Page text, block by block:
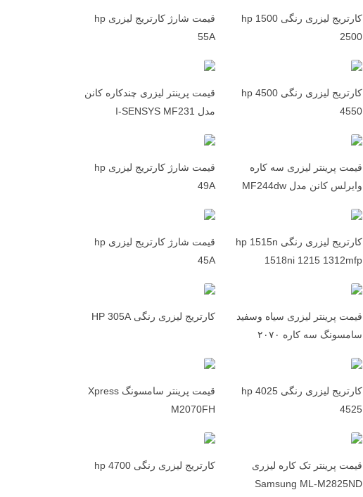
قیمت شارژ کارتریج لیزری hp
55A
کارتریج لیزری رنگی hp 1500
2500
قیمت پرینتر لیزری چندکاره کانن
مدل I-SENSYS MF231
کارتریج لیزری رنگی hp 4500
4550
قیمت شارژ کارتریج لیزری hp
49A
قیمت پرینتر لیزری سه کاره
وایرلس کانن مدل MF244dw
قیمت شارژ کارتریج لیزری hp
45A
کارتریج لیزری رنگی hp 1515n
1518ni 1215 1312mfp
کارتریج لیزری رنگی HP 305A
قیمت پرینتر لیزری سیاه وسفید
سامسونگ سه کاره ۲۰۷۰
قیمت پرینتر سامسونگ Xpress
M2070FH
کارتریج لیزری رنگی hp 4025
4525
کارتریج لیزری رنگی hp 4700
قیمت پرینتر تک کاره لیزری
Samsung ML-M2825ND